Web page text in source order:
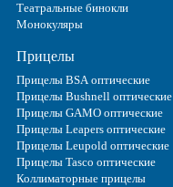
Театральные бинокли
Монокуляры
Прицелы
Прицелы BSA оптические
Прицелы Bushnell оптические
Прицелы GAMO оптические
Прицелы Leapers оптические
Прицелы Leupold оптические
Прицелы Tasco оптические
Коллиматорные прицелы